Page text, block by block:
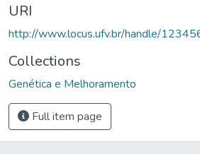
URI
http://www.locus.ufv.br/handle/
Collections
Genética e Melhoramento
Full item page